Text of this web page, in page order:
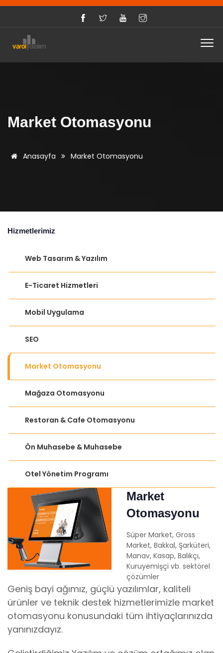
Market Otomasyonu
Anasayfa Market Otomasyonu
Hizmetlerimiz
Web Tasarım & Yazılım
E-Ticaret Hizmetleri
Mobil Uygulama
SEO
Market Otomasyonu
Mağaza Otomasyonu
Restoran & Cafe Otomasyonu
Ön Muhasebe & Muhasebe
Otel Yönetim Programı
Market
Otomasyonu
Süper Market, Gross
Market, Bakkal, Şarküteri,
Manav, Kasap, Balıkçı,
Kuruyemişçi vb. sektörel
çözümler
Geniş bayi ağımız, güçlü yazılımlar, kaliteli
ürünler ve teknik destek hizmetlerimizle market
otomasyonu konusundaki tüm ihtiyaçlarınızda
yanınızdayız.